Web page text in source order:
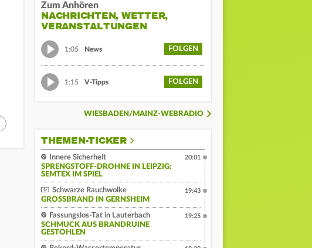
Zum Anhören
NACHRICHTEN, WETTER,
VERANSTALTUNGEN
1:05 News FOLGEN
1:15 V-Tipps FOLGEN
WIESBADEN/MAINZ-WEBRADIO
THEMEN-TICKER
Innere Sicherheit
SPRENGSTOFF-DROHNE IN LEIPZIG:
SEMTEX IM SPIEL
20:01
Schwarze Rauchwolke
GROSSBRAND IN GERNSHEIM
19:43
Fassungslos-Tat in Lauterbach
SCHMUCK AUS BRANDRUINE
GESTOHLEN
19:25